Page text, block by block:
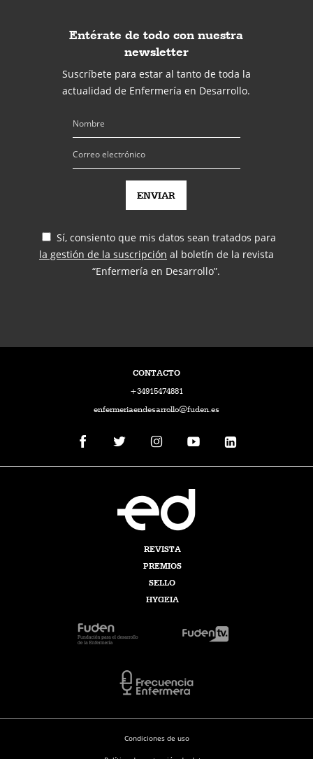
Entérate de todo con nuestra
newsletter
Suscríbete para estar al tanto de toda la
actualidad de Enfermería en Desarrollo.
Sí, consiento que mis datos sean tratados para
la gestión de la suscripción al boletín de la revista
“Enfermería en Desarrollo”.
CONTACTO
+34915474881
enfermeriaendesarrollo@fuden.es
REVISTA
PREMIOS
SELLO
HYGEIA
Condiciones de uso